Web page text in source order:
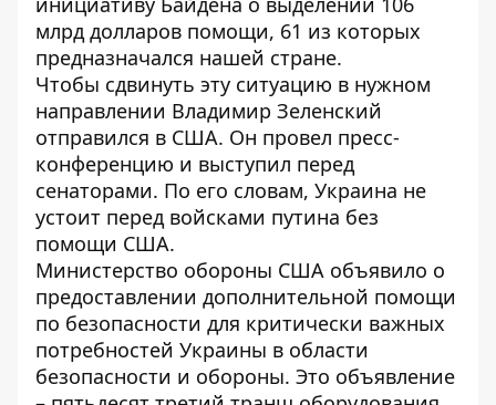
млрд долларов помощи, 61 из которых
предназначался нашей стране.
Чтобы сдвинуть эту ситуацию в нужном
направлении Владимир Зеленский
отправился в США. Он провел пресс-
конференцию и выступил перед
сенаторами. По его словам, Украина не
устоит перед войсками путина без
помощи США.
Министерство обороны США объявило о
предоставлении дополнительной помощи
по безопасности для критически важных
потребностей Украины в области
безопасности и обороны. Это объявление